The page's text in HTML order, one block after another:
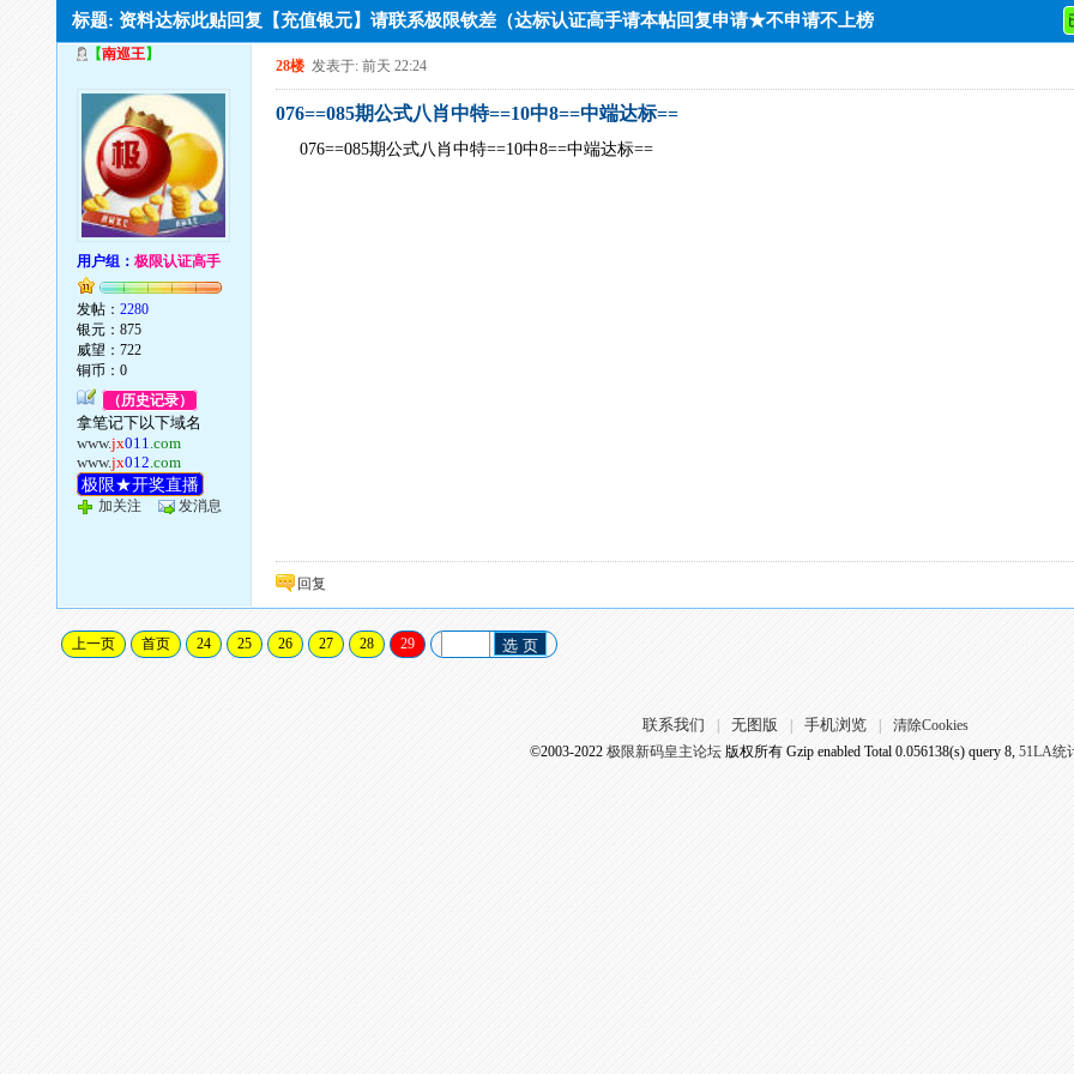
标题: 资料达标此贴回复【充值银元】请联系极限钦差（达标认证高手请本帖回复申请★不申请不上榜
【南巡王】
用户组：极限认证高手
发帖：2280
银元：875
威望：722
铜币：0
（历史记录）
拿笔记下以下域名
www.jx011.com
www.jx012.com
极限★开奖直播
加关注 发消息
28楼 发表于: 前天 22:24
076==085期公式八肖中特==10中8==中端达标==
076==085期公式八肖中特==10中8==中端达标==
回复
上一页 首页 24 25 26 27 28 29 选 页
联系我们 无图版 手机浏览
清除Cookies
©2003-2022 极限新码皇主论坛版权所有 Gzip enabled Total 0.056138(s) query 8, 51LA统